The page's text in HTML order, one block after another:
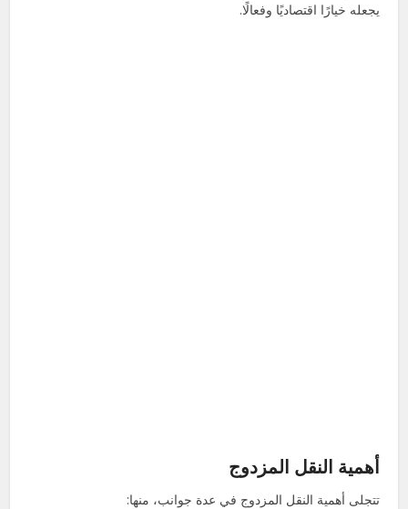
يجعله خيارًا اقتصاديًا وفعالًا.
أهمية النقل المزدوج
تتجلى أهمية النقل المزدوج في عدة جوانب، منها: